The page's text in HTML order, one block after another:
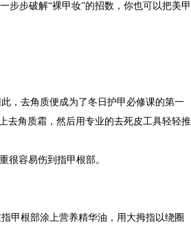
步步破解“裸甲妆”的招数，你也可以把美甲
，去角质便成为了冬日护甲必修课的第一
去角质霜，然后用专业的去死皮工具轻轻推
很容易伤到指甲根部。
甲根部涂上营养精华油，用大拇指以绕圈